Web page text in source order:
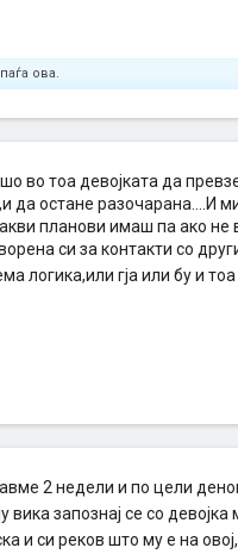
ова.
во тоа девојката да
да остане разочарана....И
планови имаш па ако
си за контакти со
логика,или гја или бу и тоа
2 недели и по цели
запознај се со девојка
и си реков што му е на